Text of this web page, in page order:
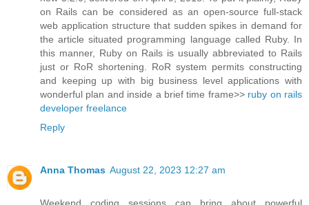
on Rails can be considered as an open-source full-stack
web application structure that sudden spikes in demand for
the article situated programming language called Ruby. In
this manner, Ruby on Rails is usually abbreviated to Rails
just or RoR shortening. RoR system permits constructing
and keeping up with big business level applications with
wonderful plan and inside a brief time frame>> ruby on rails
developer freelance
Reply
Anna Thomas August 22, 2023 12:27 am